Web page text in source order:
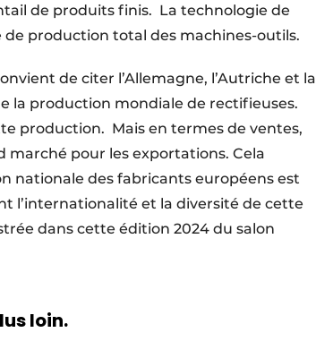
de produits finis. La technologie de
production total des machines-outils.
de citer l’Allemagne, l’Autriche et la
la production mondiale de rectifieuses.
production. Mais en termes de ventes,
marché pour les exportations. Cela
nationale des fabricants européens est
l’internationalité et la diversité de cette
dans cette édition 2024 du salon
loin.